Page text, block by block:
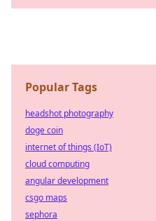
Popular Tags
headshot photography
doge coin
internet of things (IoT)
cloud computing
angular development
csgo maps
sephora